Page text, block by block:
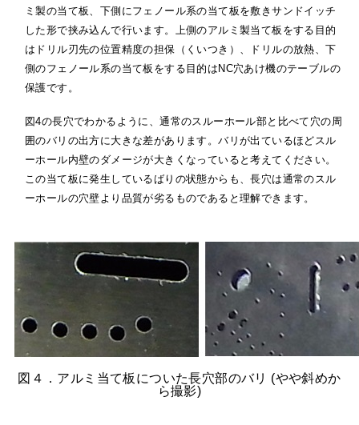
ミ製の当て板、下側にフェノール系の当て板を敷きサンドイッチ
した形で挟み込んで行います。上側のアルミ製当て板をする目的
はドリル刃先の位置精度の担保（くいつき）、ドリルの放熱、下
側のフェノール系の当て板をする目的はNC穴あけ機のテーブルの
保護です。
図4の長穴でわかるように、通常のスルーホール部と比べて穴の周
囲のバリの出方に大きな差があります。バリが出ているほどスル
ーホール内壁のダメージが大きくなっていると考えてください。
この当て板に発生しているばりの状態からも、長穴は通常のスル
ーホールの穴壁より品質が劣るものであると理解できます。
図４．アルミ当て板についた長穴部のバリ (やや斜めか
ら撮影)